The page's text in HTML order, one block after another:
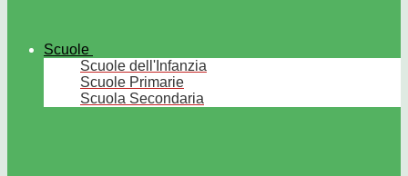
Scuole
Scuole dell'Infanzia
Scuole Primarie
Scuola Secondaria